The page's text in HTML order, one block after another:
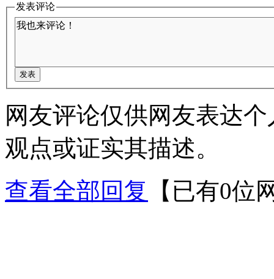
发表评论
网友评论仅供网友表达
观点或证实其描述。
查看全部回复
【已有0位